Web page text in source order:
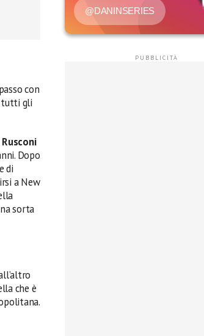
con
tutti gli
Dopo
di
a New
sorta
che è
@DANINSERIES